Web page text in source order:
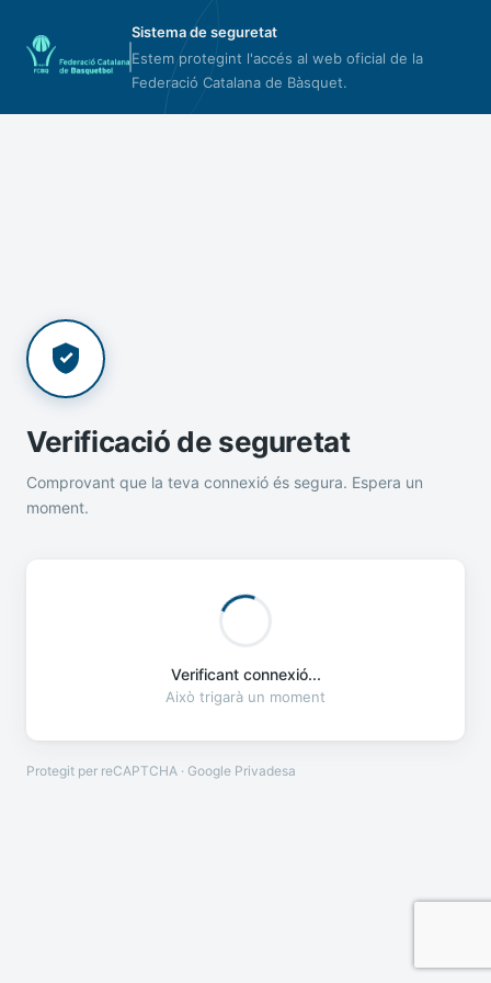
Sistema de seguretat
Estem protegint l'accés al web oficial de la
Federació Catalana de Bàsquet.
Verificació de seguretat
Comprovant que la teva connexió és segura. Espera un
moment.
Verificant connexió...
Això trigarà un moment
Protegit per reCAPTCHA · Google Privadesa